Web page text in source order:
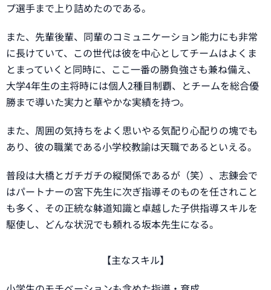
プ選手まで上り詰めたのである。
また、先輩後輩、同輩のコミュニケーション能力にも非常
に長けていて、この世代は彼を中心としてチームはよくま
とまっていくと同時に、ここ一番の勝負強さも兼ね備え、
大学4年生の主将時には個人2種目制覇、とチームを総合優
勝まで導いた実力と華やかな実績を持つ。
また、周囲の気持ちをよく思いやる気配り心配りの塊でも
あり、彼の職業である小学校教諭は天職であるといえる。
普段は大橋とガチガチの縦関係であるが（笑）、志錬会で
はパートナーの宮下先生に次ぎ指導そのものを任されこと
も多く、その正統な躰道知識と卓越した子供指導スキルを
駆使し、どんな状況でも頼れる坂本先生になる。
【主なスキル】